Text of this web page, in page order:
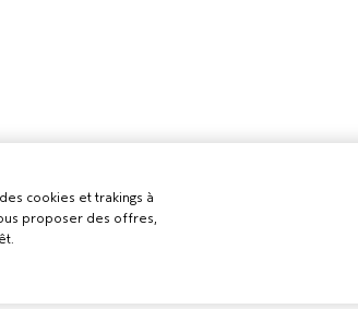
cookies et trakings à
proposer des offres,